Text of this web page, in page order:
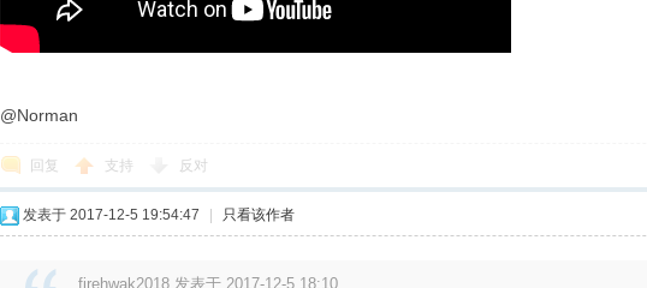
@Norman
回复 支持 反对
发表于 2017-12-5 19:54:47 只看该作者
firehwak2018 发表于 2017-12-5 18:10